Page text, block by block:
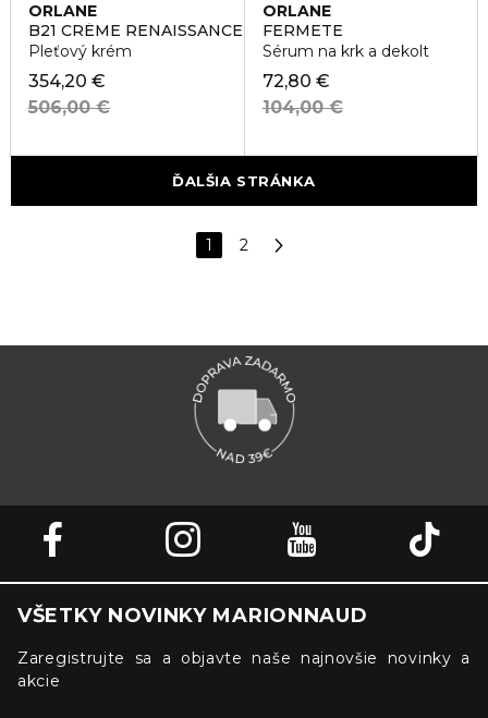
ORLANE
B21 CRÉME RENAISSANCE
Pleťový krém
354,20 €
506,00 €
ORLANE
FERMETE
Sérum na krk a dekolt
72,80 €
104,00 €
ĎALŠIA STRÁNKA
1 2
VŠETKY NOVINKY MARIONNAUD
Zaregistrujte sa a objavte naše najnovšie novinky a
akcie